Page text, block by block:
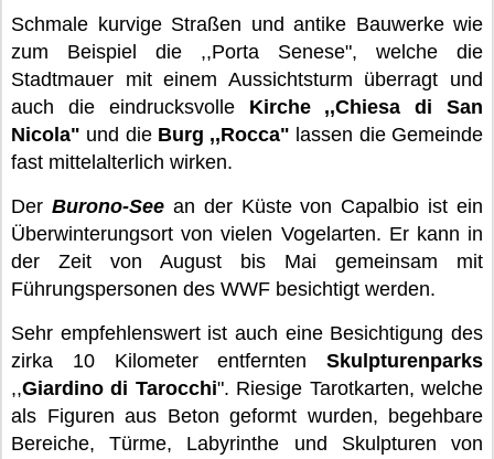
Schmale kurvige Straßen und antike Bauwerke wie
zum Beispiel die ,,Porta Senese", welche die
Stadtmauer mit einem Aussichtsturm überragt und
auch die eindrucksvolle Kirche ,,Chiesa di San
Nicola" und die Burg ,,Rocca" lassen die Gemeinde
fast mittelalterlich wirken.
Der Burono-Seean der Küste von Capalbio ist ein
Überwinterungsort von vielen Vogelarten. Er kann in
der Zeit von August bis Mai gemeinsam mit
Führungspersonen des WWF besichtigt werden.
Sehr empfehlenswert ist auch eine Besichtigung des
zirka 10 Kilometer entfernten Skulpturenparks
,,Giardino di Tarocchi". Riesige Tarotkarten, welche
als Figuren aus Beton geformt wurden, begehbare
Bereiche, Türme, Labyrinthe und Skulpturen von